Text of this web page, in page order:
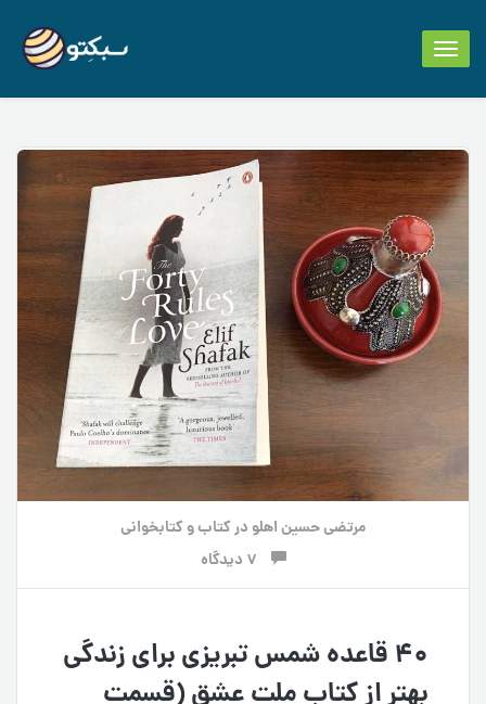
Toggle
navigation
مرتضی حسین اهلو درکتاب و کتابخوانی
۴۰ قاعده شمس تبریزی برای زندگی
بهتر از کتاب ملت عشق (قسمت